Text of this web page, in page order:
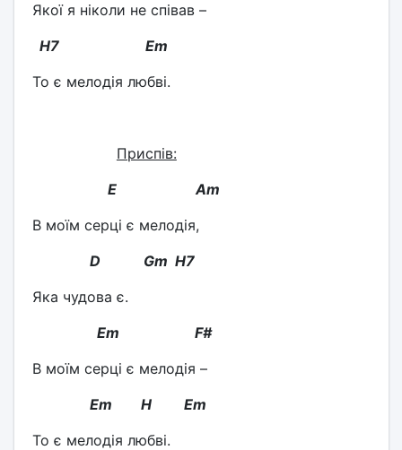
Якої я ніколи не співав –
H7 Em
То є мелодія любві.
Приспів:
E Am
В моїм серці є мелодія,
D Gm H7
Яка чудова є.
Em F#
В моїм серці є мелодія –
Em H Em
То є мелодія любві.